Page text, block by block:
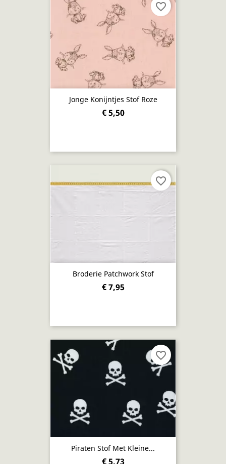
Jonge Konijntjes Stof Roze
€ 5,50
favorite_border
Broderie Patchwork Stof
€ 7,95
favorite_border
Piraten Stof Met Kleine...
€ 5,73
favorite_border